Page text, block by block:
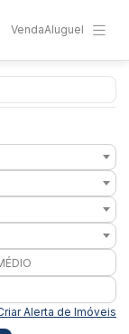
VendaAluguel
Alerta de Imóveis